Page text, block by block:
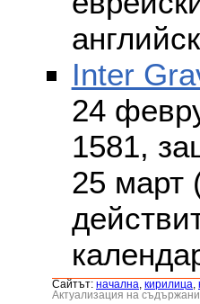
Inter
24
1581,
25 март
Сайтът: началнa, кирилица,
Актуализация на